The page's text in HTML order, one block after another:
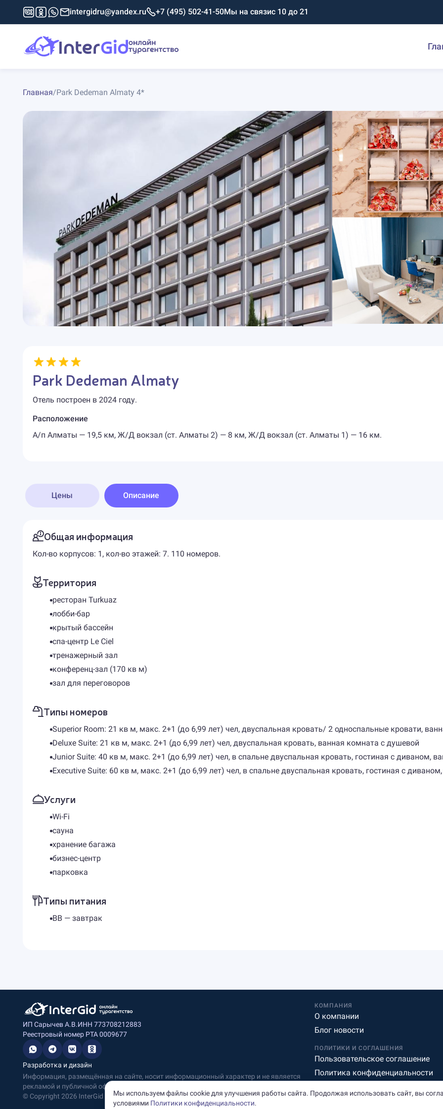
intergidru@yandex.ru +7 (495) 502-41-50Мы на связис 10 до 21
Главная/Park Dedeman Almaty 4*
Park Dedeman Almaty
Отель построен в 2024 году.
Расположение
А/п Алматы — 19,5 км, Ж/Д вокзал (ст. Алматы 2) — 8 км, Ж/Д вокзал (ст. Алматы 1) — 16 км.
Цены Описание
Общая информация
Кол-во корпусов: 1, кол-во этажей: 7. 110 номеров.
Территория
ресторан Turkuaz
лобби-бар
крытый бассейн
спа-центр Le Ciel
тренажерный зал
конференц-зал (170 кв м)
зал для переговоров
Типы номеров
Superior Room: 21 кв м, макс. 2+1 (до 6,99 лет) чел, двуспальная кровать/ 2 односпальные кровати,
Deluxe Suite: 21 кв м, макс. 2+1 (до 6,99 лет) чел, двуспальная кровать, ванная комната с душевой
Junior Suite: 40 кв м, макс. 2+1 (до 6,99 лет) чел, в спальне двуспальная кровать, гостиная с диваном,
Executive Suite: 60 кв м, макс. 2+1 (до 6,99 лет) чел, в спальне двуспальная кровать, гостиная с
Услуги
Wi-Fi
сауна
хранение багажа
бизнес-центр
парковка
Типы питания
BB — завтрак
ИП Сарычев А.В.ИНН 773708212883
Реестровый номер РТА 0009677
Разработка и дизайн
Информация, размещённая на сайте, носит информационный характер и не является
рекламой и публичной офертой.
© Copyright 2026 InterGid Все права защищены.
КОМПАНИЯ
О компании
Блог новости
ПОЛИТИКИ И СОГЛАШЕНИЯ
Пользовательское соглашение
Политика конфиденциальности
Мы используем файлы cookie для улучшения работы сайта. Продолжая использовать сайт, вы
условиями Политики конфиденциальности.